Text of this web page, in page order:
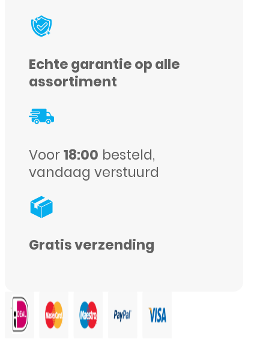
Cover
aantal
Echte garantie op alle
assortiment
Voor18:00 besteld,
vandaag verstuurd
Gratis verzending